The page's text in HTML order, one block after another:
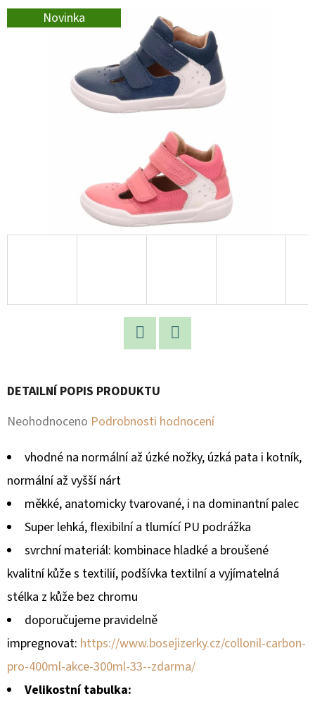
Novinka
DETAILNÍ POPIS PRODUKTU
Průměrné
produktu
je
hvězdiček.
Neohodnoceno Podrobnosti hodnocení
vhodné na normální až úzké nožky, úzká pata i kotník,
normální až vyšší nárt
měkké, anatomicky tvarované, i na dominantní palec
Super lehká, flexibilní a tlumící PU podrážka
svrchní materiál: kombinace hladké a broušené
kvalitní kůže s textilií, podšívka textilní a vyjímatelná
stélka z kůže bez chromu
doporučujeme pravidelně
impregnovat: https://www.bosejizerky.cz/collonil-carbon-
pro-400ml-akce-300ml-33--zdarma/
Velikostní tabulka:
T
P
O
R
Č
U
E
M
E